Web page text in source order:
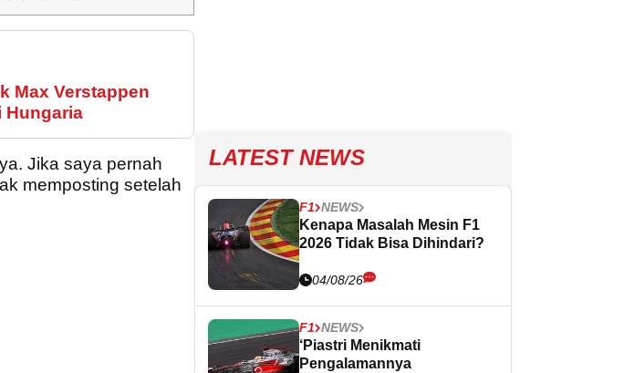
Max Verstappen
Hungaria
Jika saya pernah
memposting setelah
LATEST NEWS
F1 NEWS
Kenapa Masalah Mesin F1
2026 Tidak Bisa Dihindari?
04/08/26
F1 NEWS
‘Piastri Menikmati
Pengalamannya